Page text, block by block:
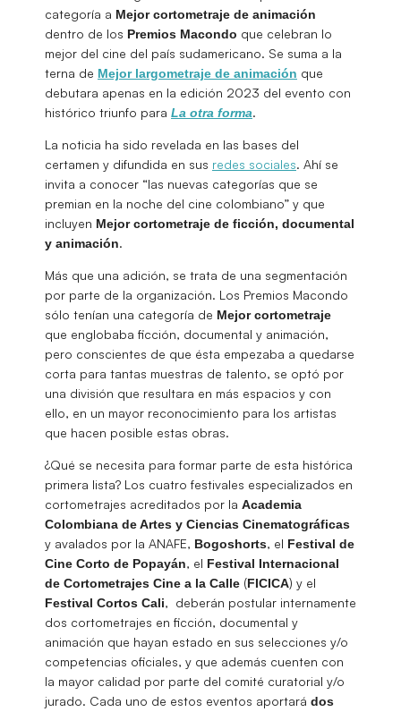
categoría a Mejor cortometraje de animación
dentro de los Premios Macondo que celebran lo
mejor del cine del país sudamericano. Se suma a la
terna de Mejor largometraje de animación que
debutara apenas en la edición 2023 del evento con
histórico triunfo para La otra forma.
La noticia ha sido revelada en las bases del
certamen y difundida en sus redes sociales. Ahí se
invita a conocer “las nuevas categorías que se
premian en la noche del cine colombiano” y que
incluyen Mejor cortometraje de ficción, documental
y animación.
Más que una adición, se trata de una segmentación
por parte de la organización. Los Premios Macondo
sólo tenían una categoría de Mejor cortometraje
que englobaba ficción, documental y animación,
pero conscientes de que ésta empezaba a quedarse
corta para tantas muestras de talento, se optó por
una división que resultara en más espacios y con
ello, en un mayor reconocimiento para los artistas
que hacen posible estas obras.
¿Qué se necesita para formar parte de esta histórica
primera lista? Los cuatro festivales especializados en
cortometrajes acreditados por la Academia
Colombiana de Artes y Ciencias Cinematográficas
y avalados por la ANAFE, Bogoshorts, el Festival de
Cine Corto de Popayán, el Festival Internacional
de Cortometrajes Cine a la Calle (FICICA) y el
Festival Cortos Cali, deberán postular internamente
dos cortometrajes en ficción, documental y
animación que hayan estado en sus selecciones y/o
competencias oficiales, y que además cuenten con
la mayor calidad por parte del comité curatorial y/o
jurado. Cada uno de estos eventos aportará dos